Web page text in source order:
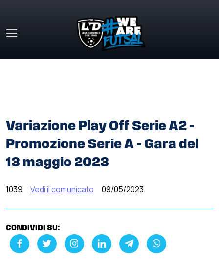
Variazione Play Off Serie A2 –
Promozione Serie A – Gara del
13 maggio 2023
1039 Vedi il comunicato 09/05/2023
CONDIVIDI SU: